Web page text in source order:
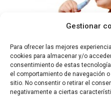
Gestionar
Para ofrecer las mejores
cookies para almacenar y/o
consentimiento de estas
el comportamiento de navegación
sitio. No consentir o retirar el
negativamente a ciertas
2026 © Diseño: